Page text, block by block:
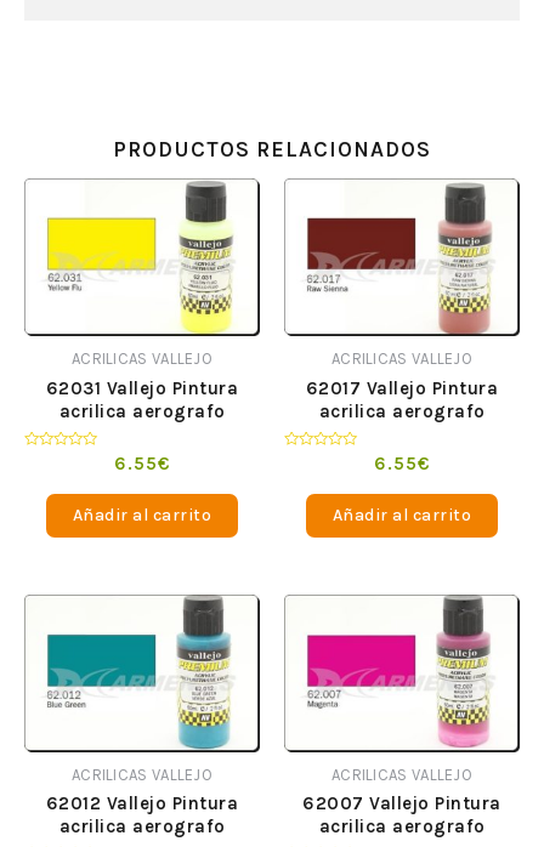
PRODUCTOS RELACIONADOS
ACRILICAS VALLEJO
62031 Vallejo Pintura
acrilica aerografo
Premium Fluorescente
Amarillo 60 ml
6.55€
Añadir al carrito
ACRILICAS VALLEJO
62017 Vallejo Pintura
acrilica aerografo
Premium opaco Siena
Natural 60 ml
6.55€
Añadir al carrito
ACRILICAS VALLEJO
62012 Vallejo Pintura
acrilica aerografo
ACRILICAS VALLEJO
62007 Vallejo Pintura
acrilica aerografo